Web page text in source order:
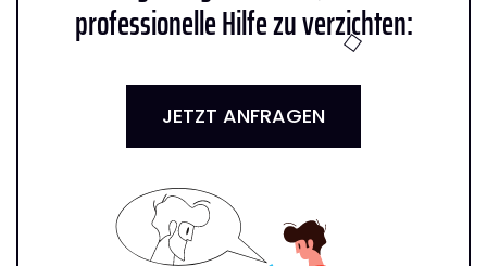
professionelle Hilfe zu verzichten:
JETZT ANFRAGEN